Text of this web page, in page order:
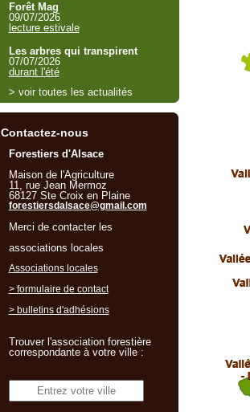
Forêt Mag
09/07/2026
lecture estivale
Les arbres qui transpirent
07/07/2026
durant l'été
> voir toutes les actualités
Contactez-nous
Forestiers d'Alsace
Maison de l'Agriculture
11, rue Jean Mermoz
68127 Ste Croix en Plaine
forestiersdalsace@gmail.com
Merci de contacter les
associations locales
Associations locales
> formulaire de contact
> bulletins d'adhésions
Trouver l'association forestière
correspondante à votre ville :